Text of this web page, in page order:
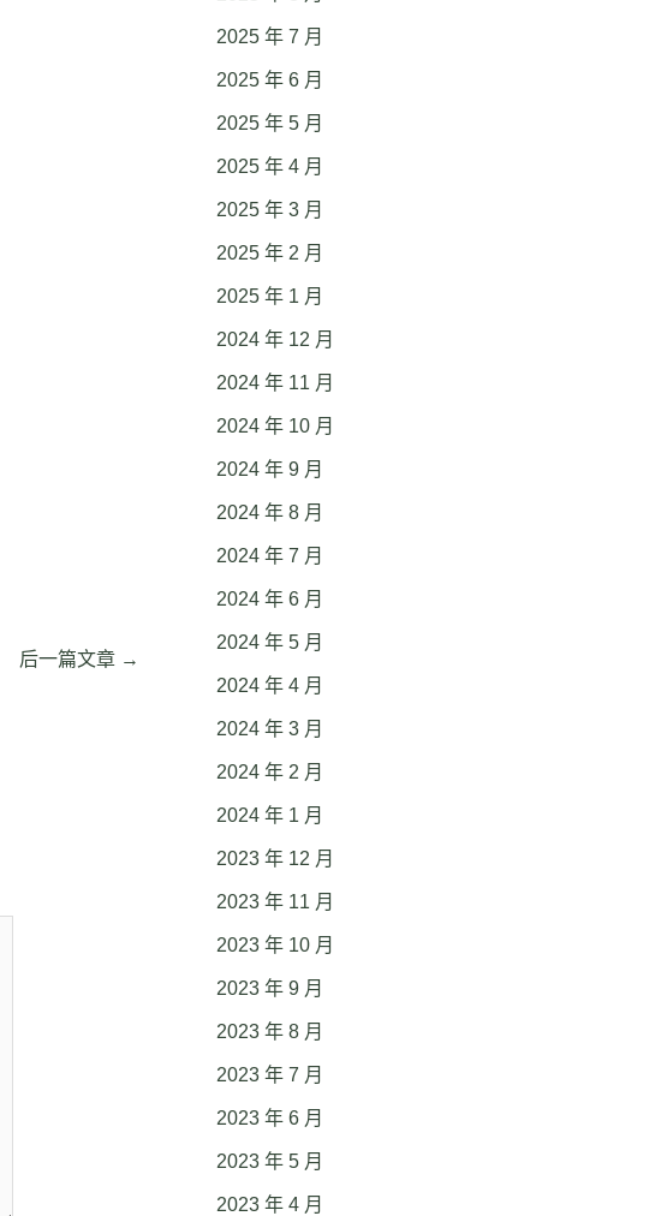
后一篇文章 →
2025 年 7 月
2025 年 6 月
2025 年 5 月
2025 年 4 月
2025 年 3 月
2025 年 2 月
2025 年 1 月
2024 年 12 月
2024 年 11 月
2024 年 10 月
2024 年 9 月
2024 年 8 月
2024 年 7 月
2024 年 6 月
2024 年 5 月
2024 年 4 月
2024 年 3 月
2024 年 2 月
2024 年 1 月
2023 年 12 月
2023 年 11 月
2023 年 10 月
2023 年 9 月
2023 年 8 月
2023 年 7 月
2023 年 6 月
2023 年 5 月
2023 年 4 月